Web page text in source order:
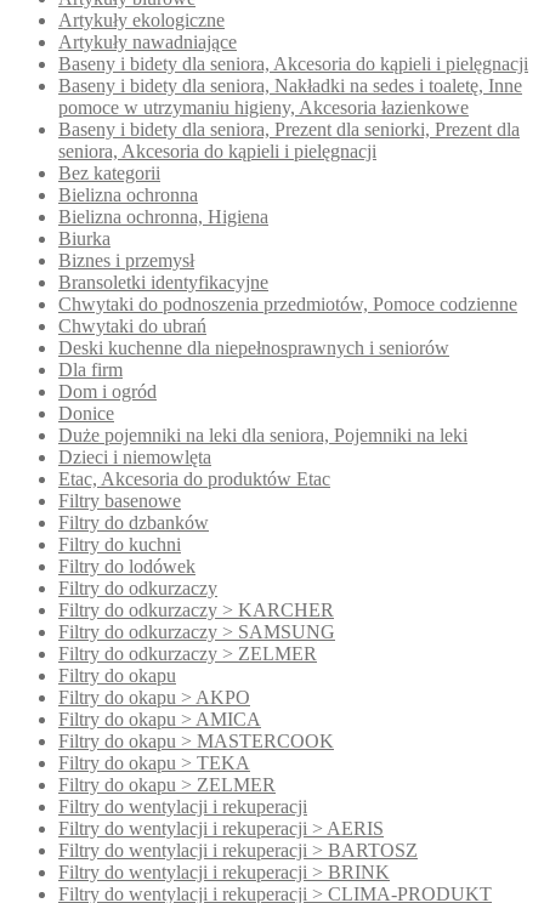
Artykuły ekologiczne
Artykuły nawadniające
Baseny i bidety dla seniora, Akcesoria do kąpieli i pielęgnacji
Baseny i bidety dla seniora, Nakładki na sedes i toaletę, Inne
pomoce w utrzymaniu higieny, Akcesoria łazienkowe
Baseny i bidety dla seniora, Prezent dla seniorki, Prezent dla
seniora, Akcesoria do kąpieli i pielęgnacji
Bez kategorii
Bielizna ochronna
Bielizna ochronna, Higiena
Biurka
Biznes i przemysł
Bransoletki identyfikacyjne
Chwytaki do podnoszenia przedmiotów, Pomoce codzienne
Chwytaki do ubrań
Deski kuchenne dla niepełnosprawnych i seniorów
Dla firm
Dom i ogród
Donice
Duże pojemniki na leki dla seniora, Pojemniki na leki
Dzieci i niemowlęta
Etac, Akcesoria do produktów Etac
Filtry basenowe
Filtry do dzbanków
Filtry do kuchni
Filtry do lodówek
Filtry do odkurzaczy
Filtry do odkurzaczy > KARCHER
Filtry do odkurzaczy > SAMSUNG
Filtry do odkurzaczy > ZELMER
Filtry do okapu
Filtry do okapu > AKPO
Filtry do okapu > AMICA
Filtry do okapu > MASTERCOOK
Filtry do okapu > TEKA
Filtry do okapu > ZELMER
Filtry do wentylacji i rekuperacji
Filtry do wentylacji i rekuperacji > AERIS
Filtry do wentylacji i rekuperacji > BARTOSZ
Filtry do wentylacji i rekuperacji > BRINK
Filtry do wentylacji i rekuperacji > CLIMA-PRODUKT